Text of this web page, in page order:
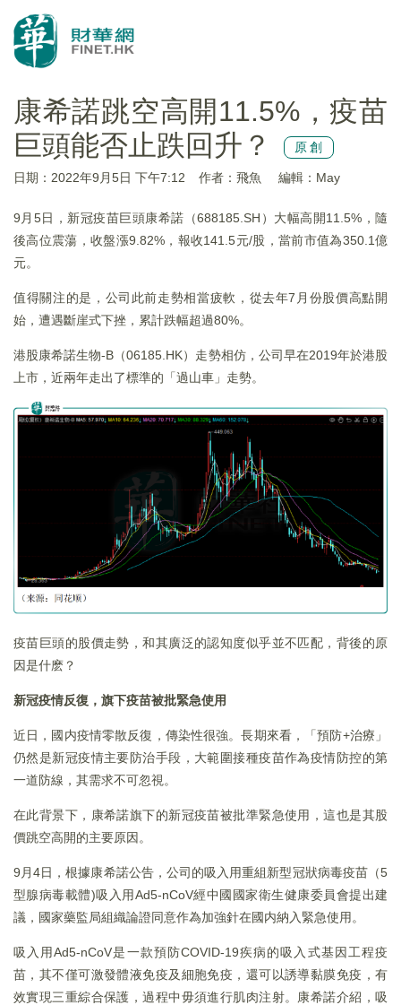
康希諾跳空高開11.5%，疫苗
巨頭能否止跌回升？
原創
日期：2022年9月5日 下午7:12 作者：飛魚 編輯：May
9月5日，新冠疫苗巨頭康希諾（688185.SH）大幅高開11.5%，隨
後高位震蕩，收盤漲9.82%，報收141.5元/股，當前市值為350.1億
元。
值得關注的是，公司此前走勢相當疲軟，從去年7月份股價高點開
始，遭遇斷崖式下挫，累計跌幅超過80%。
港股康希諾生物-B（06185.HK）走勢相仿，公司早在2019年於港股
上市，近兩年走出了標準的「過山車」走勢。
疫苗巨頭的股價走勢，和其廣泛的認知度似乎並不匹配，背後的原
因是什麽？
新冠疫情反復，旗下疫苗被批緊急使用
近日，國内疫情零散反復，傳染性很強。長期來看，「預防+治療」
仍然是新冠疫情主要防治手段，大範圍接種疫苗作為疫情防控的第
一道防線，其需求不可忽視。
在此背景下，康希諾旗下的新冠疫苗被批準緊急使用，這也是其股
價跳空高開的主要原因。
9月4日，根據康希諾公告，公司的吸入用重組新型冠狀病毒疫苗（5
型腺病毒載體)吸入用Ad5-nCoV經中國國家衛生健康委員會提出建
議，國家藥監局組織論證同意作為加強針在國内納入緊急使用。
吸入用Ad5-nCoV是一款預防COVID-19疾病的吸入式基因工程疫
苗，其不僅可激發體液免疫及細胞免疫，還可以誘導黏膜免疫，有
效實現三重綜合保護，過程中毋須進行肌肉注射。康希諾介紹，吸